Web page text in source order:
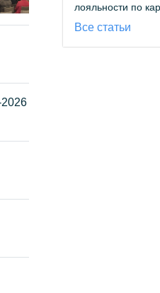
лояльности по
Все статьи